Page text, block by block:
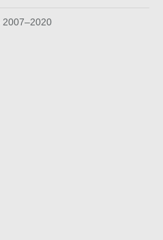
2007–2020